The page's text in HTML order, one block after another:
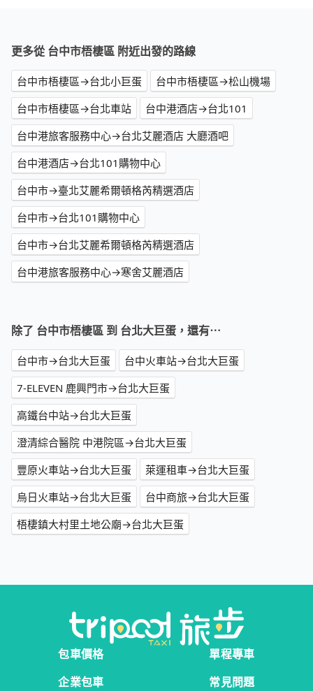
更多從 台中市梧棲區 附近出發的路線
台中市梧棲區→台北小巨蛋
台中市梧棲區→松山機場
台中市梧棲區→台北車站
台中港酒店→台北101
台中港旅客服務中心→台北艾麗酒店 大廳酒吧
台中港酒店→台北101購物中心
台中市→臺北艾麗希爾頓格芮精選酒店
台中市→台北101購物中心
台中市→台北艾麗希爾頓格芮精選酒店
台中港旅客服務中心→寒舍艾麗酒店
除了 台中市梧棲區 到 台北大巨蛋，還有⋯
台中市→台北大巨蛋
台中火車站→台北大巨蛋
7-ELEVEN 鹿興門市→台北大巨蛋
高鐵台中站→台北大巨蛋
澄清綜合醫院 中港院區→台北大巨蛋
豐原火車站→台北大巨蛋
萊運租車→台北大巨蛋
烏日火車站→台北大巨蛋
台中商旅→台北大巨蛋
梧棲鎮大村里土地公廟→台北大巨蛋
包車價格
單程專車
企業包車
常見問題